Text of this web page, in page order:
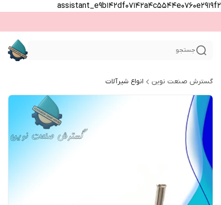
assistant_e9b142df07142a4c5544e0760e2919f2
جستجو
گسترش صنعت نوین انواع شیرآلات